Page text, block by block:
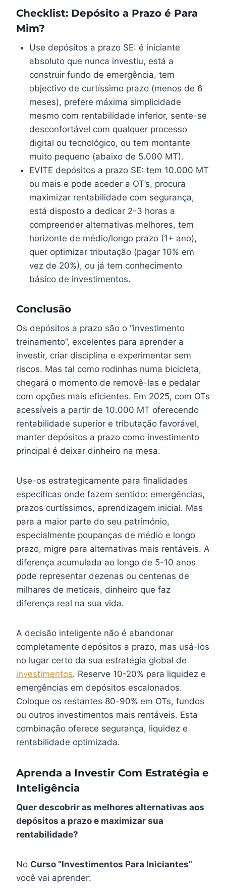
Checklist: Depósito a Prazo é Para
Mim?
Use depósitos a prazo SE: é iniciante
absoluto que nunca investiu, está a
construir fundo de emergência, tem
objectivo de curtíssimo prazo (menos de 6
meses), prefere máxima simplicidade
mesmo com rentabilidade inferior, sente-se
desconfortável com qualquer processo
digital ou tecnológico, ou tem montante
muito pequeno (abaixo de 5.000 MT).
EVITE depósitos a prazo SE: tem 10.000 MT
ou mais e pode aceder a OT’s, procura
maximizar rentabilidade com segurança,
está disposto a dedicar 2-3 horas a
compreender alternativas melhores, tem
horizonte de médio/longo prazo (1+ ano),
quer optimizar tributação (pagar 10% em
vez de 20%), ou já tem conhecimento
básico de investimentos.
Conclusão
Os depósitos a prazo são o “investimento
treinamento”, excelentes para aprender a
investir, criar disciplina e experimentar sem
riscos. Mas tal como rodinhas numa bicicleta,
chegará o momento de removê-las e pedalar
com opções mais eficientes. Em 2025, com OTs
acessíveis a partir de 10.000 MT oferecendo
rentabilidade superior e tributação favorável,
manter depósitos a prazo como investimento
principal é deixar dinheiro na mesa.
Use-os estrategicamente para finalidades
específicas onde fazem sentido: emergências,
prazos curtíssimos, aprendizagem inicial. Mas
para a maior parte do seu património,
especialmente poupanças de médio e longo
prazo, migre para alternativas mais rentáveis. A
diferença acumulada ao longo de 5-10 anos
pode representar dezenas ou centenas de
milhares de meticais, dinheiro que faz
diferença real na sua vida.
A decisão inteligente não é abandonar
completamente depósitos a prazo, mas usá-los
no lugar certo da sua estratégia global de
investimentos. Reserve 10-20% para liquidez e
emergências em depósitos escalonados.
Coloque os restantes 80-90% em OTs, fundos
ou outros investimentos mais rentáveis. Esta
combinação oferece segurança, liquidez e
rentabilidade optimizada.
Aprenda a Investir Com Estratégia e
Inteligência
Quer descobrir as melhores alternativas aos
depósitos a prazo e maximizar sua
rentabilidade?
No Curso “Investimentos Para Iniciantes”
você vai aprender: